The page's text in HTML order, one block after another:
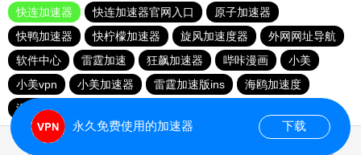
快连加速器
快连加速器官网入口
原子加速器
快鸭加速器
快柠檬加速器 旋风加速度器
外网网址导航
软件中心
雷霆加速 狂飙加速器 哔咔漫画
小美
小美vpn
小美加速器 雷霆加速版ins
海鸥加速度
海鸥加速器下载
永久免费使用的加速器 下载